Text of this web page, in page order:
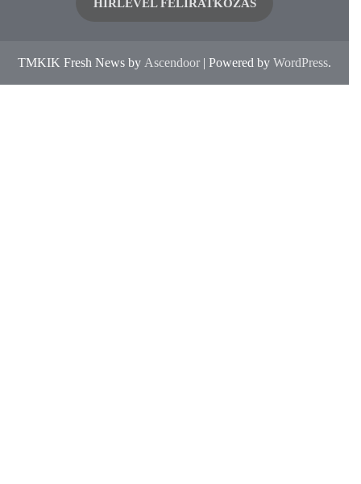
HÍRLEVÉL FELIRATKOZÁS
TMKIK Fresh News by Ascendoor | Powered by WordPress.